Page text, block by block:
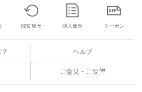
閲覧履歴 購入履歴 クーポン
ヘルプ
ご意見・ご要望